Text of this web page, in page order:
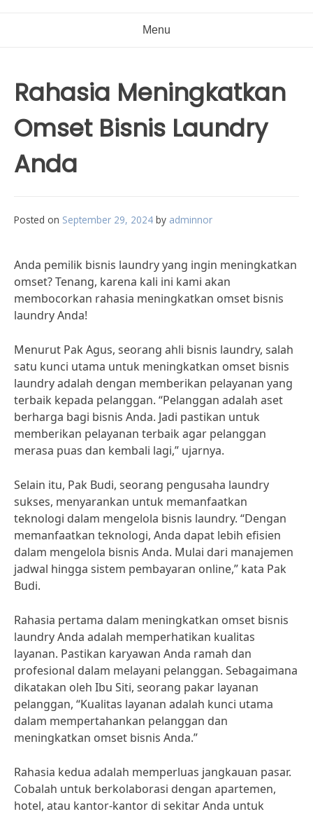
Menu
Rahasia Meningkatkan
Omset Bisnis Laundry
Anda
Posted on September 29, 2024 by adminnor
Anda pemilik bisnis laundry yang ingin meningkatkan
omset? Tenang, karena kali ini kami akan
membocorkan rahasia meningkatkan omset bisnis
laundry Anda!
Menurut Pak Agus, seorang ahli bisnis laundry, salah
satu kunci utama untuk meningkatkan omset bisnis
laundry adalah dengan memberikan pelayanan yang
terbaik kepada pelanggan. “Pelanggan adalah aset
berharga bagi bisnis Anda. Jadi pastikan untuk
memberikan pelayanan terbaik agar pelanggan
merasa puas dan kembali lagi,” ujarnya.
Selain itu, Pak Budi, seorang pengusaha laundry
sukses, menyarankan untuk memanfaatkan
teknologi dalam mengelola bisnis laundry. “Dengan
memanfaatkan teknologi, Anda dapat lebih efisien
dalam mengelola bisnis Anda. Mulai dari manajemen
jadwal hingga sistem pembayaran online,” kata Pak
Budi.
Rahasia pertama dalam meningkatkan omset bisnis
laundry Anda adalah memperhatikan kualitas
layanan. Pastikan karyawan Anda ramah dan
profesional dalam melayani pelanggan. Sebagaimana
dikatakan oleh Ibu Siti, seorang pakar layanan
pelanggan, “Kualitas layanan adalah kunci utama
dalam mempertahankan pelanggan dan
meningkatkan omset bisnis Anda.”
Rahasia kedua adalah memperluas jangkauan pasar.
Cobalah untuk berkolaborasi dengan apartemen,
hotel, atau kantor-kantor di sekitar Anda untuk